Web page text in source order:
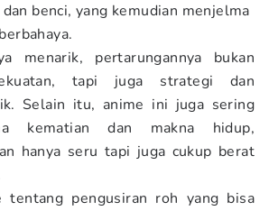
benci, yang kemudian menjelma
menarik, pertarungannya bukan
tapi juga strategi dan
Selain itu, anime ini juga sering
kematian dan makna hidup,
hanya seru tapi juga cukup berat
pengusiran roh yang bisa